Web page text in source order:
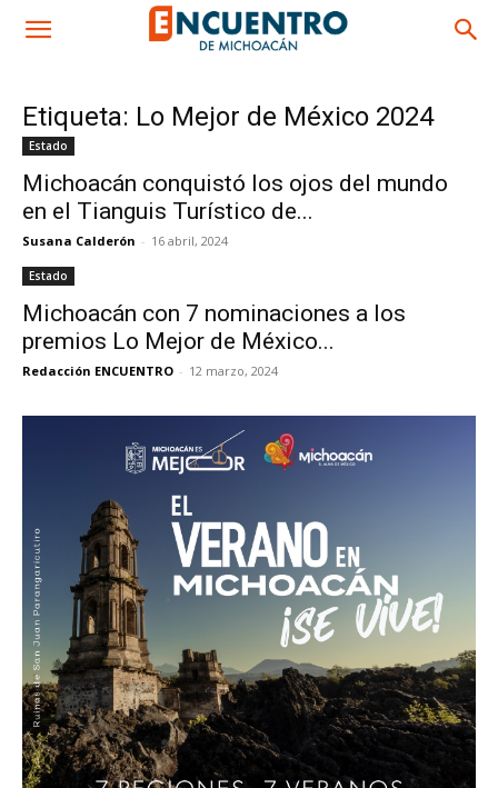
Etiqueta: Lo Mejor de México 2024
Estado
Michoacán conquistó los ojos del mundo
en el Tianguis Turístico de...
Susana Calderón - 16 abril, 2024
Estado
Michoacán con 7 nominaciones a los
premios Lo Mejor de México...
Redacción ENCUENTRO - 12 marzo, 2024